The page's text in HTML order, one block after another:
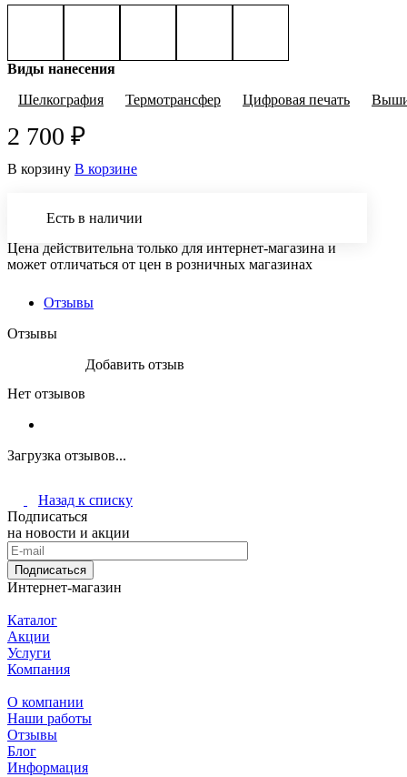
Виды нанесения
Шелкография
Термотрансфер Цифровая печать
2 700 ₽
В корзину В корзине
Есть в наличии
Цена действительна только для интернет-магазина и
может отличаться от цен в розничных магазинах
Отзывы
Отзывы
Загрузка отзывов...
Нет отзывов
Добавить отзыв
Назад к списку
Подписаться
на новости и акции
Подписаться
Интернет-магазин
Каталог
Акции
Услуги
Компания
О компании
Наши работы
Отзывы
Блог
Информация